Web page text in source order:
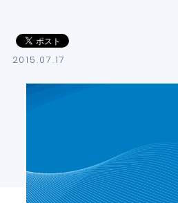
よくある
2015.07.17